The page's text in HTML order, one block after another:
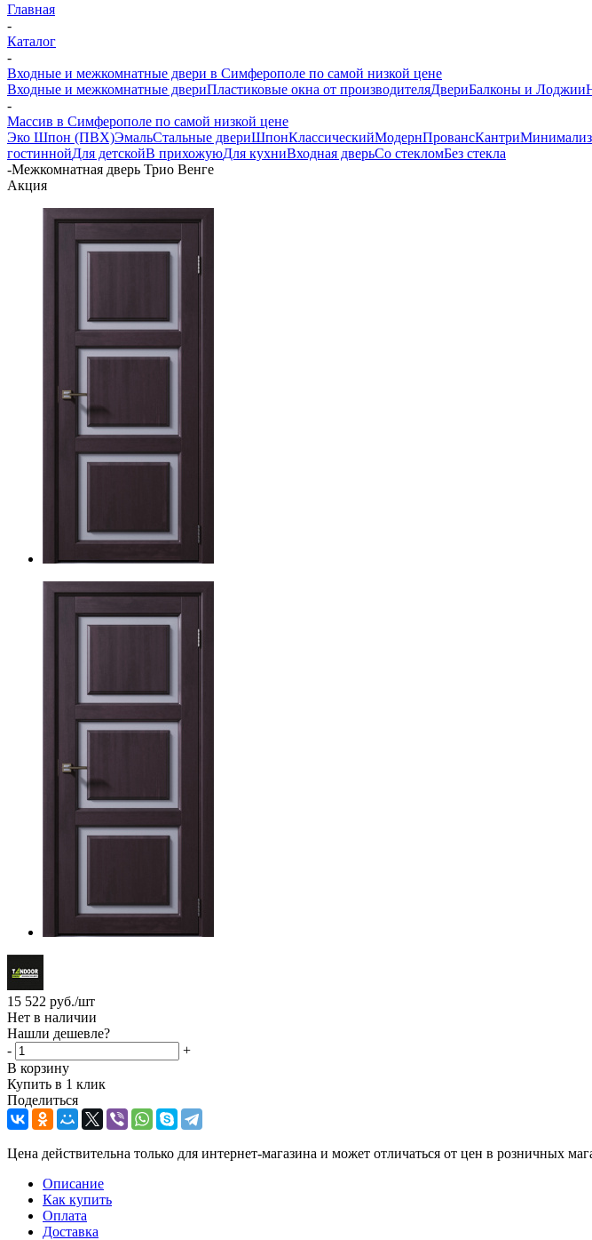
Главная
-
Каталог
-
Входные и межкомнатные двери в Симферополе по самой низкой цене
Входные и межкомнатные двериПластиковые окна от производителяДвериБалконы и Лоджии
-
Массив в Симферополе по самой низкой цене
Эко Шпон (ПВХ)ЭмальСтальные двериШпонКлассическийМодернПровансКантри
гостиннойДля детскойВ прихожуюДля кухниВходная дверьСо стекломБез стекла
-Межкомнатная дверь Трио Венге
Акция
15 522 руб./шт
Нет в наличии
Нашли дешевле?
-
+
В корзину
Купить в 1 клик
Поделиться
Цена действительна только для интернет-магазина и может отличаться от цен в розничных
Описание
Как купить
Оплата
Доставка